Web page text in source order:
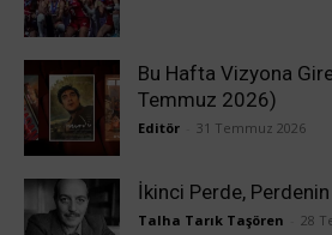
Bu Hafta Vizyona
Temmuz 2026)
Editör 31 Temmuz 2026
İkinci Perde, Perdenin
Talha Tarık Taşören 28